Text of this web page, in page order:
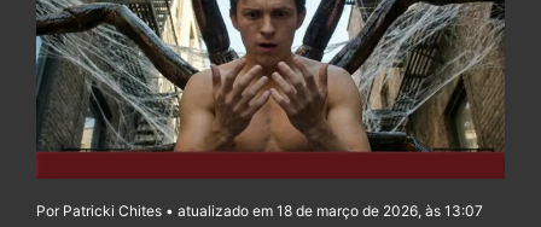
Por Patricki Chites • atualizado em 18 de março de 2026, às 13:07